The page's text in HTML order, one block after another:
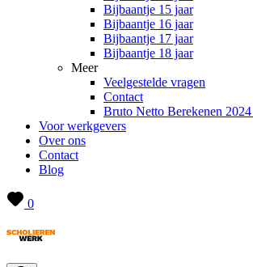
Bijbaantje 15 jaar
Bijbaantje 16 jaar
Bijbaantje 17 jaar
Bijbaantje 18 jaar
Meer
Veelgestelde vragen
Contact
Bruto Netto Berekenen
Voor werkgevers
Over ons
Contact
Blog
0